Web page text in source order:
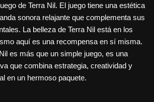
de Terra Nil. El juego tiene una estética
sonora relajante que complementa sus
La belleza de Terra Nil está en los
aquí es una recompensa en sí misma.
es más que un simple juego, es una
que combina estrategia, creatividad y
en un hermoso paquete.